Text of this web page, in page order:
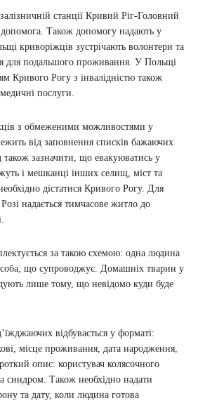
станції Кривий Ріг-Головний
допомога. Також допомогу надають у
криворіжців зустрічають волонтери та
для подальшого проживання. У Польщі
Кривого Рогу з інвалідністю також
послуги.
з обмеженими можливостями у
від заповнення списків бажаючих
зазначити, що евакуюватись у
і мешканці інших селищ, міст та
дістатися Кривого Рогу. Для
надається тимчасове житло до
за такою схемою: одна людина
що супроводжує. Домашніх тварин у
лише тому, що невідомо куди буде
відбувається у форматі:
місце проживання, дата народження,
опис: користувач колясочного
синдром. Також необхідно надати
та дату, коли людина готова